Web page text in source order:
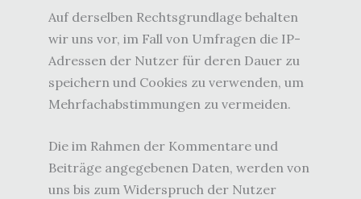
Auf derselben Rechtsgrundlage behalten
wir uns vor, im Fall von Umfragen die IP-
Adressen der Nutzer für deren Dauer zu
speichern und Cookies zu verwenden, um
Mehrfachabstimmungen zu vermeiden.
Die im Rahmen der Kommentare und
Beiträge angegebenen Daten, werden von
uns bis zum Widerspruch der Nutzer